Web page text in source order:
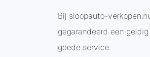
Bij sloopauto-
gegarandeerd een
goede service.